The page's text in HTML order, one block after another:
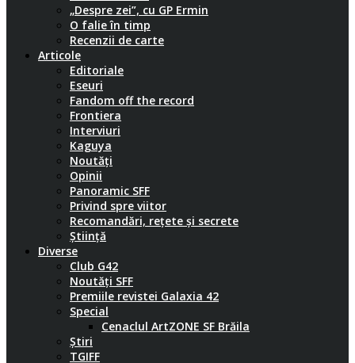
„Despre zei”, cu GP Ermin
O falie în timp
Recenzii de carte
Articole
Editoriale
Eseuri
Fandom off the record
Frontiera
Interviuri
Kaguya
Noutăți
Opinii
Panoramic SFF
Privind spre viitor
Recomandări, rețete și secrete
Știință
Diverse
Club G42
Noutăți SFF
Premiile revistei Galaxia 42
Special
Cenaclul ArtZONE SF Brăila
Știri
TGIFF